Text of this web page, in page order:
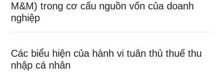
M&M) trong cơ cấu nguồn vốn của doanh
nghiệp
Các biểu hiện của hành vi tuân thủ thuế thu
nhập cá nhân